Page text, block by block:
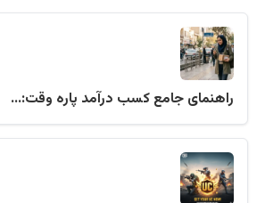
راهنمای جامع کسب درآمد پاره وقت:…